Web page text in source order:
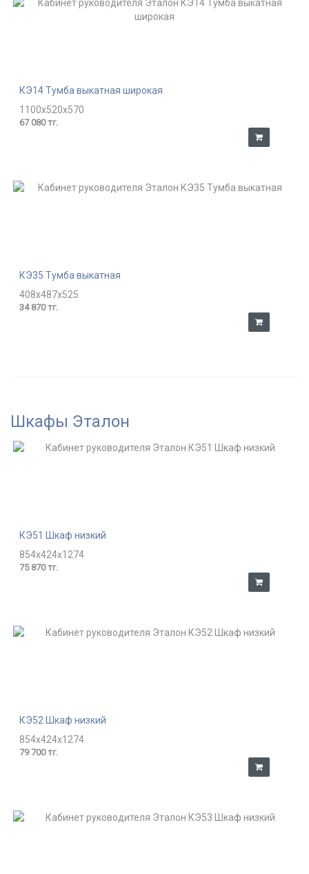
КЭ14 Тумба выкатная широкая
1100x520x570
67 080 тг.
КЭ35 Тумба выкатная
408x487x525
34 870 тг.
Шкафы Эталон
КЭ51 Шкаф низкий
854x424x1274
75 870 тг.
КЭ52 Шкаф низкий
854x424x1274
79 700 тг.